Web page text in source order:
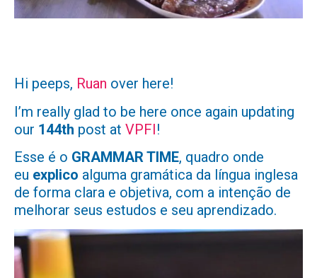
Hi peeps, Ruan over here!
I’m really glad to be here once again updating
our 144th post at VPFI!
Esse é o GRAMMAR TIME, quadro onde
eu explico alguma gramática da língua inglesa
de forma clara e objetiva, com a intenção de
melhorar seus estudos e seu aprendizado.